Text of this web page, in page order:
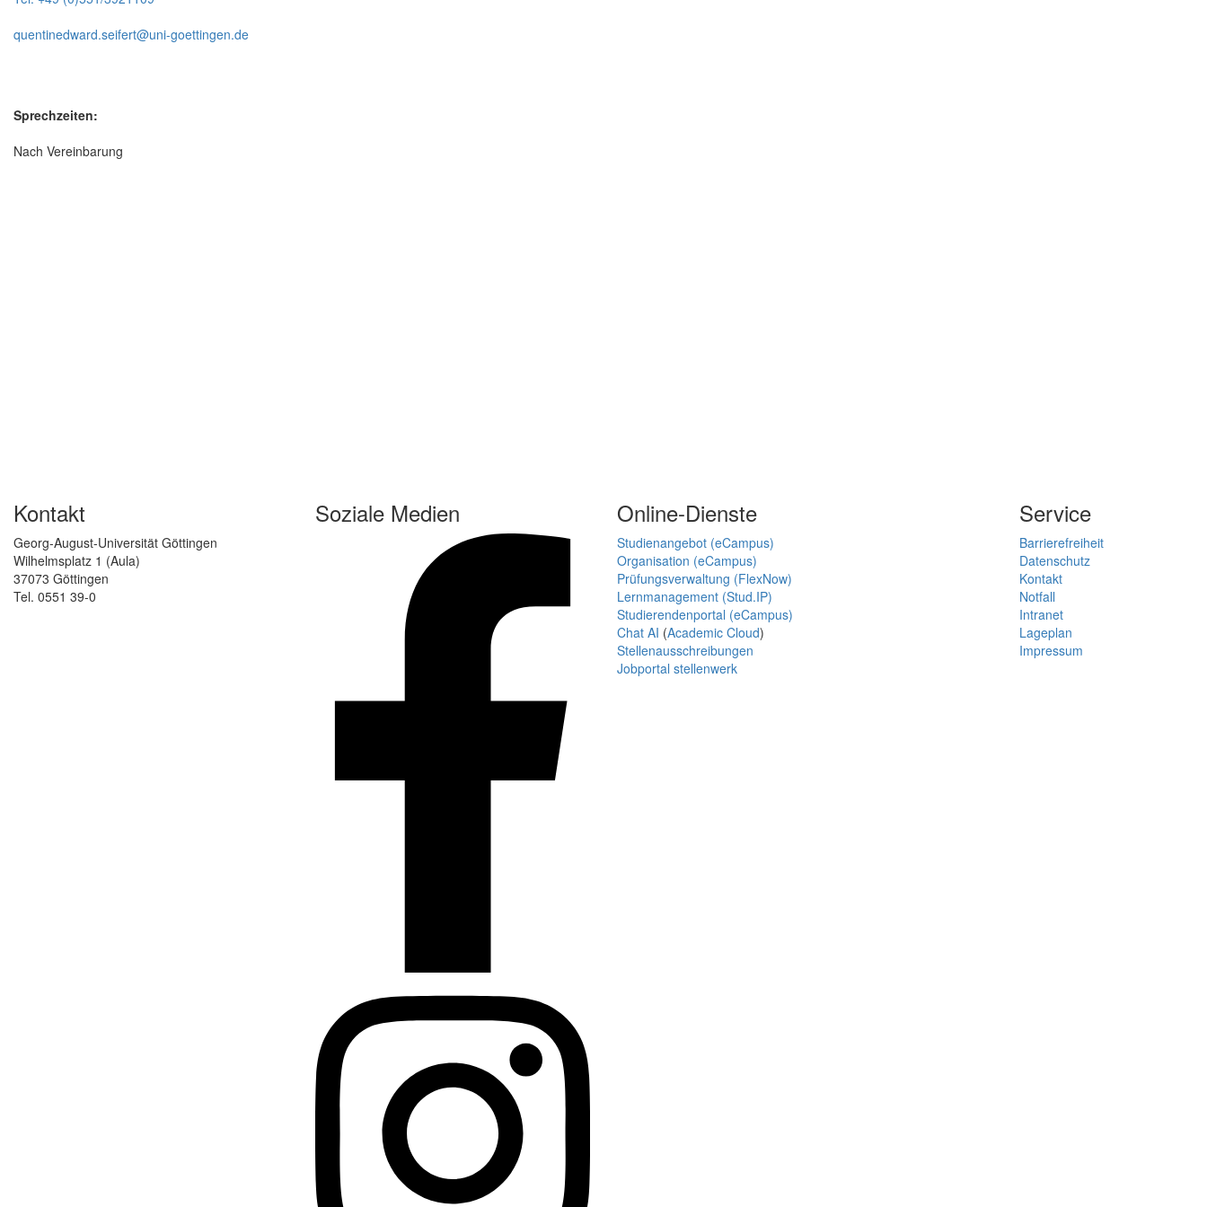
quentinedward.seifert@uni-goettingen.de
Sprechzeiten:
Nach Vereinbarung
Kontakt
Georg-August-Universität Göttingen
Wilhelmsplatz 1 (Aula)
37073 Göttingen
Tel. 0551 39-0
Soziale Medien Online-Dienste
Studienangebot (eCampus)
Organisation (eCampus)
Prüfungsverwaltung (FlexNow)
Lernmanagement (Stud.IP)
Studierendenportal (eCampus)
Chat AI (Academic Cloud)
Stellenausschreibungen
Jobportal stellenwerk
Service
Barrierefreiheit
Datenschutz
Kontakt
Notfall
Intranet
Lageplan
Impressum